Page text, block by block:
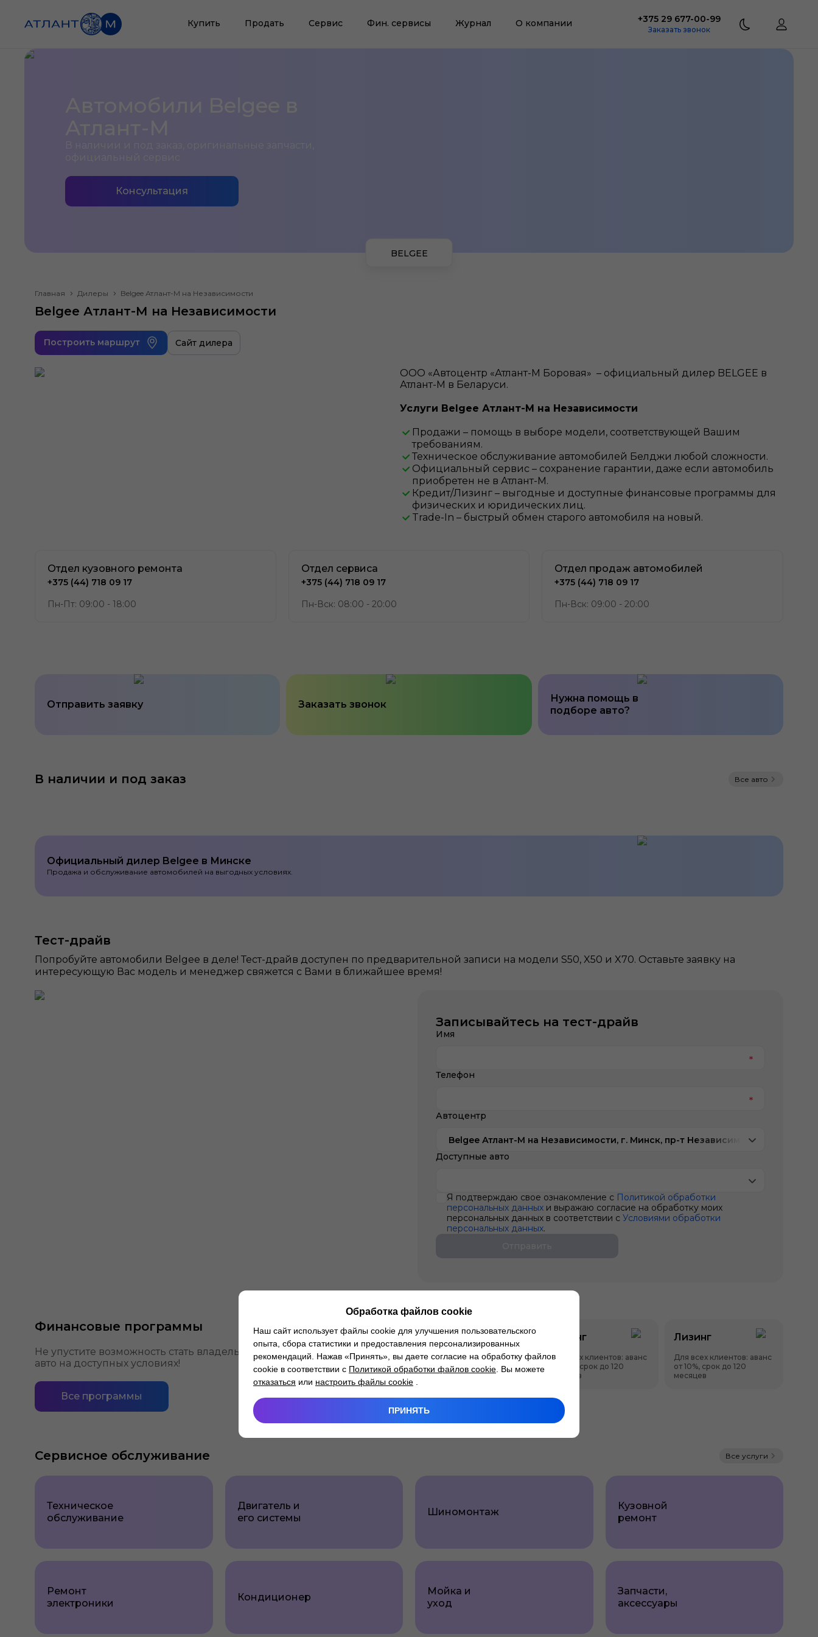
Купить Продать Сервис Фин. сервисы Журнал О компании +375 29 677-00-99
Заказать звонок
Консультация
BELGEE
Главная Дилеры Belgee Атлант-М на Независимости
Belgee Атлант-М на Независимости
Построить маршрут Сайт дилера
ООО «Автоцентр «Атлант-М Боровая» – официальный дилер BELGEE в
Атлант-М в Беларуси.
Услуги Belgee Атлант-М на Независимости
Продажи – помощь в выборе модели, соответствующей Вашим
требованиям.
Техническое обслуживание автомобилей Белджи любой сложности.
Официальный сервис – сохранение гарантии, даже если автомобиль
приобретен не в Атлант-М.
Кредит/Лизинг – выгодные и доступные финансовые программы для
физических и юридических лиц.
Trade-In – быстрый обмен старого автомобиля на новый.
Отдел кузовного ремонта
+375 (44) 718 09 17
Пн-Пт: 09:00 - 18:00
Отдел сервиса
+375 (44) 718 09 17
Пн-Вск: 08:00 - 20:00
Отдел продаж автомобилей
+375 (44) 718 09 17
Пн-Вск: 09:00 - 20:00
Отправить заявку Заказать звонок
Нужна помощь в
подборе авто?
В наличии и под заказ Все авто
Официальный дилер Belgee в Минске
Продажа и обслуживание автомобилей на выгодных условиях.
Тест-драйв
Попробуйте автомобили Belgee в деле! Тест-драйв доступен по предварительной записи на модели S50, X50 и X70. Оставьте заявку на
интересующую Вас модель и менеджер свяжется с Вами в ближайшее время!
Записывайтесь на тест-драйв
Имя
Телефон
Автоцентр
Belgee Атлант-М на Независимости, г. Минск, пр-т Независимости, 202/2
Доступные авто
Я подтверждаю свое ознакомление с Политикой обработки
персональных данных и выражаю согласие на обработку моих
персональных данных в соответствии сУсловиями обработки
персональных данных.
Финансовые программы
Не упустите возможность стать владельцем
авто на доступных условиях!
Все программы
Кредит
Для физ. лиц: аванс от
10%, срок до 84 месяцев
Кредит
Для физ. лиц: аванс от
10%, срок до 120 месяцев
Лизинг
Для всех клиентов: аванс
от 20%, срок до 120
месяцев
Лизинг
Для всех клиентов: аванс
от 10%, срок до 120
месяцев
Сервисное обслуживание Все услуги
Техническое
обслуживание
Двигатель и
его системы
Шиномонтаж
Кузовной
ремонт
Ремонт
электроники
Кондиционер
Мойка и
уход
Запчасти,
аксессуары
Обработка файлов cookie
Наш сайт использует файлы cookie для улучшения пользовательского
опыта, сбора статистики и предоставления персонализированных
рекомендаций. Нажав «Принять», вы даете согласие на обработку файлов
cookie в соответствии с Политикой обработки файлов cookie . Вы можете
отказаться или настроить файлы cookie
ПРИНЯТЬ